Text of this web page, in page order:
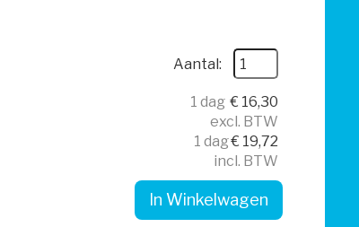
Aantal:
1 dag € 16,30
excl. BTW
1 dag€ 19,72
incl. BTW
In Winkelwagen